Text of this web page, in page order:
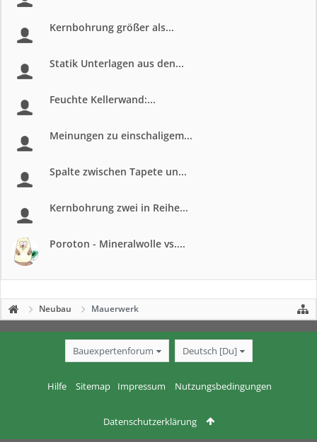
Kernbohrung größer als...
Statik Unterlagen aus den...
Feuchte Kellerwand:...
Meinungen zu einschaligem...
Spalte zwischen Tapete un...
Kernbohrung zwei in Reihe...
Poroton - Mineralwolle vs....
Neubau Mauerwerk
Bauexpertenforum Deutsch [Du]
Hilfe Sitemap Impressum Nutzungsbedingungen
Datenschutzerklärung